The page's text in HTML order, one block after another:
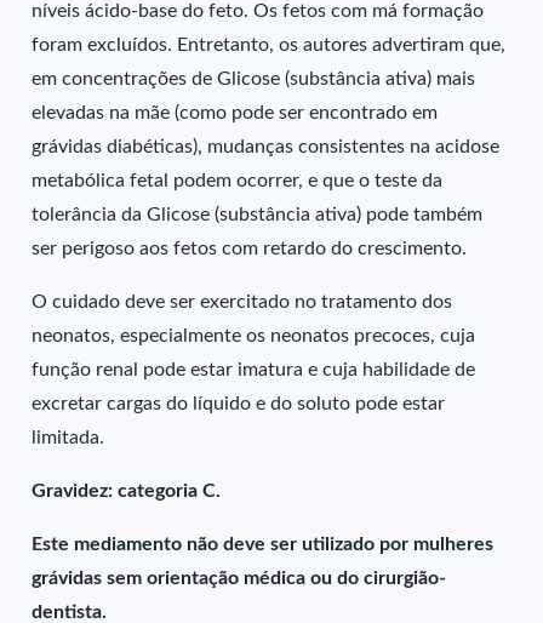
níveis ácido-base do feto. Os fetos com má formação
foram excluídos. Entretanto, os autores advertiram que,
em concentrações de Glicose (substância ativa) mais
elevadas na mãe (como pode ser encontrado em
grávidas diabéticas), mudanças consistentes na acidose
metabólica fetal podem ocorrer, e que o teste da
tolerância da Glicose (substância ativa) pode também
ser perigoso aos fetos com retardo do crescimento.
O cuidado deve ser exercitado no tratamento dos
neonatos, especialmente os neonatos precoces, cuja
função renal pode estar imatura e cuja habilidade de
excretar cargas do líquido e do soluto pode estar
limitada.
Gravidez: categoria C.
Este mediamento não deve ser utilizado por mulheres
grávidas sem orientação médica ou do cirurgião-
dentista.